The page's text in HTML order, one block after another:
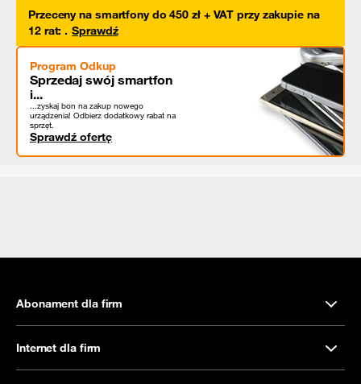
Przeceny na smartfony do 450 zł + VAT przy zakupie na
12 rat: . Sprawdź
Program Odkup
Sprzedaj swój smartfon
i...
...zyskaj bon na zakup nowego
urządzenia! Odbierz dodatkowy rabat na
sprzęt.
Sprawdź ofertę
Abonament dla firm
Internet dla firm